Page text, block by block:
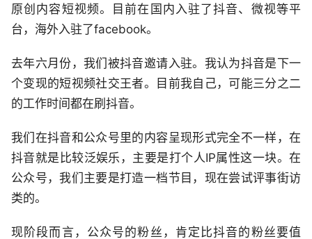
原创内容短视频。目前在国内入驻了抖音、微视等平
台，海外入驻了facebook。
去年六月份，我们被抖音邀请入驻。我认为抖音是下一
个变现的短视频社交王者。目前我自己，可能三分之二
的工作时间都在刷抖音。
我们在抖音和公众号里的内容呈现形式完全不一样，在
抖音就是比较泛娱乐，主要是打个人IP属性这一块。在
公众号，我们主要是打造一档节目，现在尝试评事街访
类的。
现阶段而言，公众号的粉丝，肯定比抖音的粉丝要值